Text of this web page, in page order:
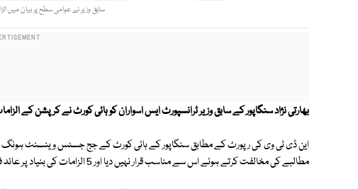
سابق وزیر نے عوامی سطح پر بیان میں
بھارتی نژاد سنگاپور کے سابق وزیر ٹرانسپورٹ ایس اسواران کو ہائی کورٹ نے کرپشن کے
مطالبے کی مخالفت کرتے ہوئے اس سے مناسب قرار نہیں دیا اور 5 الزامات کی بنیاد پر عائد فرد جرم پر ایک سال کی سزا سنادی۔